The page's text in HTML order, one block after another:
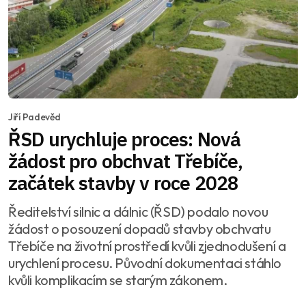
Jiří Padevěd
ŘSD urychluje proces: Nová
žádost pro obchvat Třebíče,
začátek stavby v roce 2028
Ředitelství silnic a dálnic (ŘSD) podalo novou
žádost o posouzení dopadů stavby obchvatu
Třebíče na životní prostředí kvůli zjednodušení a
urychlení procesu. Původní dokumentaci stáhlo
kvůli komplikacím se starým zákonem.